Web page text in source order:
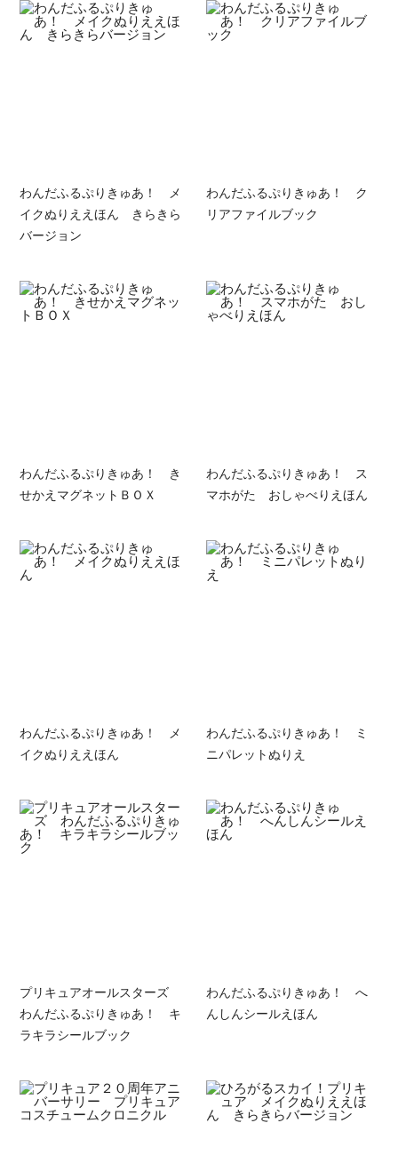
わんだふるぷりきゅあ！ メ
イクぬりええほん きらきら
バージョン
わんだふるぷりきゅあ！ ク
リアファイルブック
わんだふるぷりきゅあ！ き
せかえマグネットＢＯＸ
わんだふるぷりきゅあ！ ス
マホがた おしゃべりえほん
わんだふるぷりきゅあ！ メ
イクぬりええほん
わんだふるぷりきゅあ！ ミ
ニパレットぬりえ
プリキュアオールスターズ
わんだふるぷりきゅあ！ キ
ラキラシールブック
わんだふるぷりきゅあ！ へ
んしんシールえほん